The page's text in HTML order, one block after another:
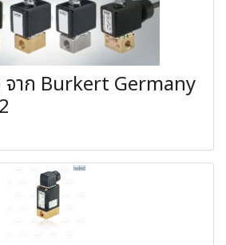
จาก Burkert Germany